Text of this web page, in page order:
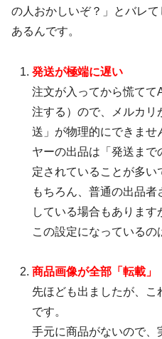
の人おかしいぞ？」とバレ
あるんです。
発送が極端に遅い
注文が入ってから慌てて
注する）ので、メルカリ
送」が物理的にできませ
ヤーの出品は「発送まで
定されていることが多い
もちろん、普通の出品者
している場合もありま
この設定になっているの
商品画像が全部「転載」
先ほども出ましたが、
です。
手元に商品がないので、